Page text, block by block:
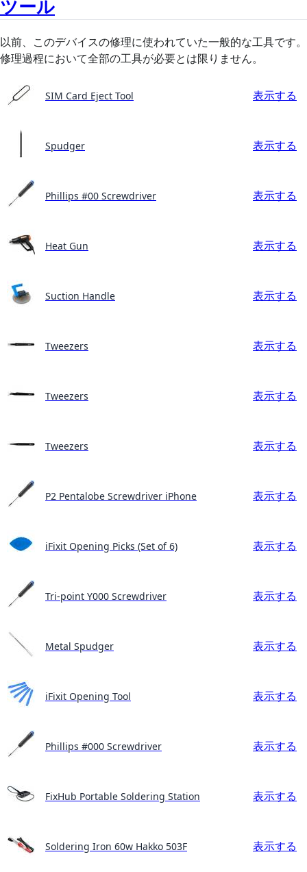
ツール
以前、このデバイスの修理に使われていた一般的な工具です。
修理過程において全部の工具が必要とは限りません。
SIM Card Eject Tool 表示する
Spudger 表示する
Phillips #00 Screwdriver 表示する
Heat Gun 表示する
Suction Handle 表示する
Tweezers 表示する
Tweezers 表示する
Tweezers 表示する
P2 Pentalobe Screwdriver iPhone 表示する
iFixit Opening Picks (Set of 6) 表示する
Tri-point Y000 Screwdriver 表示する
Metal Spudger 表示する
iFixit Opening Tool 表示する
Phillips #000 Screwdriver 表示する
FixHub Portable Soldering Station 表示する
Soldering Iron 60w Hakko 503F 表示する